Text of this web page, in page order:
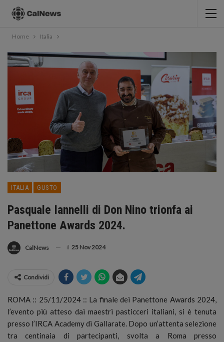
Home Italia
ITALIA GUSTO
Pasquale Iannelli di Don Nino trionfa ai
Panettone Awards 2024.
CalNews il 25 Nov 2024
Condividi
ROMA :: 25/11/2024 :: La finale dei Panettone Awards 2024,
l’evento più atteso dai maestri pasticceri italiani, si è tenuta
presso l’IRCA Academy di Gallarate. Dopo un’attenta selezione
tra centinaia di partecipanti, svolta a Roma presso